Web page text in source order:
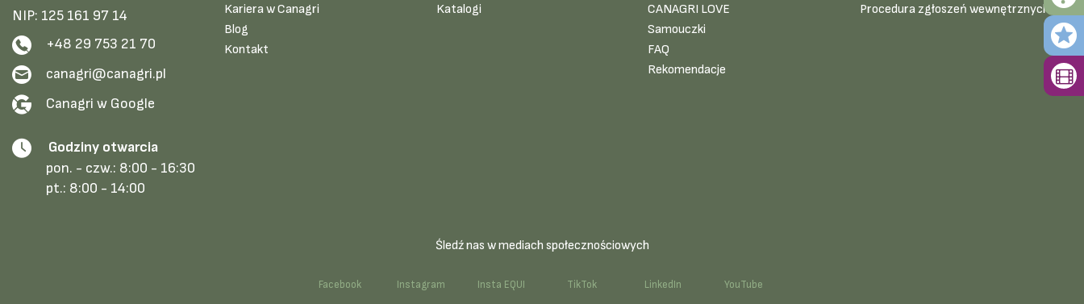
NIP: 125 161 97 14
+48 29 753 21 70
canagri@canagri.pl
Canagri w Google
Godziny otwarcia
pon. - czw.: 8:00 - 16:30
pt.: 8:00 - 14:00
Kariera w Canagri
Blog
Kontakt
Katalogi
CANAGRI LOVE
Samouczki
FAQ
Rekomendacje
Procedura zgłoszeń wewnętrznych
Śledź nas w mediach społecznościowych
Facebook Instagram Insta EQUI TikTok LinkedIn YouTube